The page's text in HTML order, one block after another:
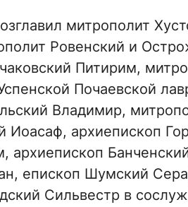
митрополит
Ровенский и
Питирим,
Почаевской
Владимир,
Иоасаф, архиепископ
архиепископ
епископ Шумский
Сильвестр в